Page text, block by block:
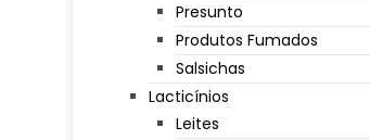
Presunto
Produtos Fumados
Salsichas
Lacticínios
Leites